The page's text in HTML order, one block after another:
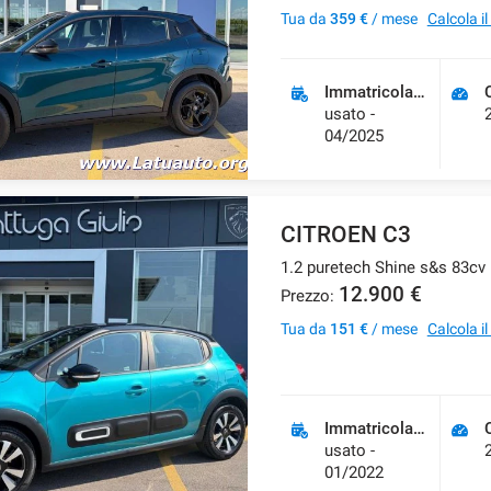
Tua da 359 €/ mese Calcola
Immatricolazione
usato -
04/2025
CITROEN C3
Prezzo: 12.900 €
Tua da 151 €/ mese Calcola
Immatricolazione
usato -
01/2022